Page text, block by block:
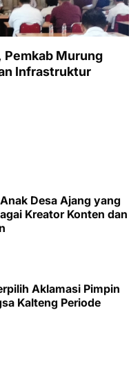
Pemkab Murung
Infrastruktur
Desa Ajang yang
Kreator Konten dan
Aklamasi Pimpin
Kalteng Periode